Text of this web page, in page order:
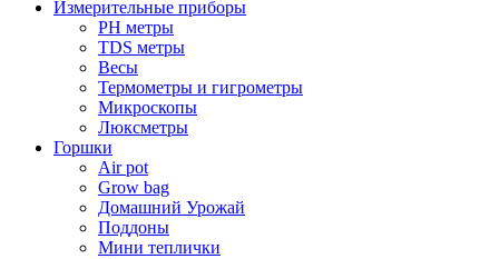
Измерительные приборы
PH метры
TDS метры
Весы
Термометры и гигрометры
Микроскопы
Люксметры
Горшки
Air pot
Grow bag
Домашний Урожай
Поддоны
Мини теплички